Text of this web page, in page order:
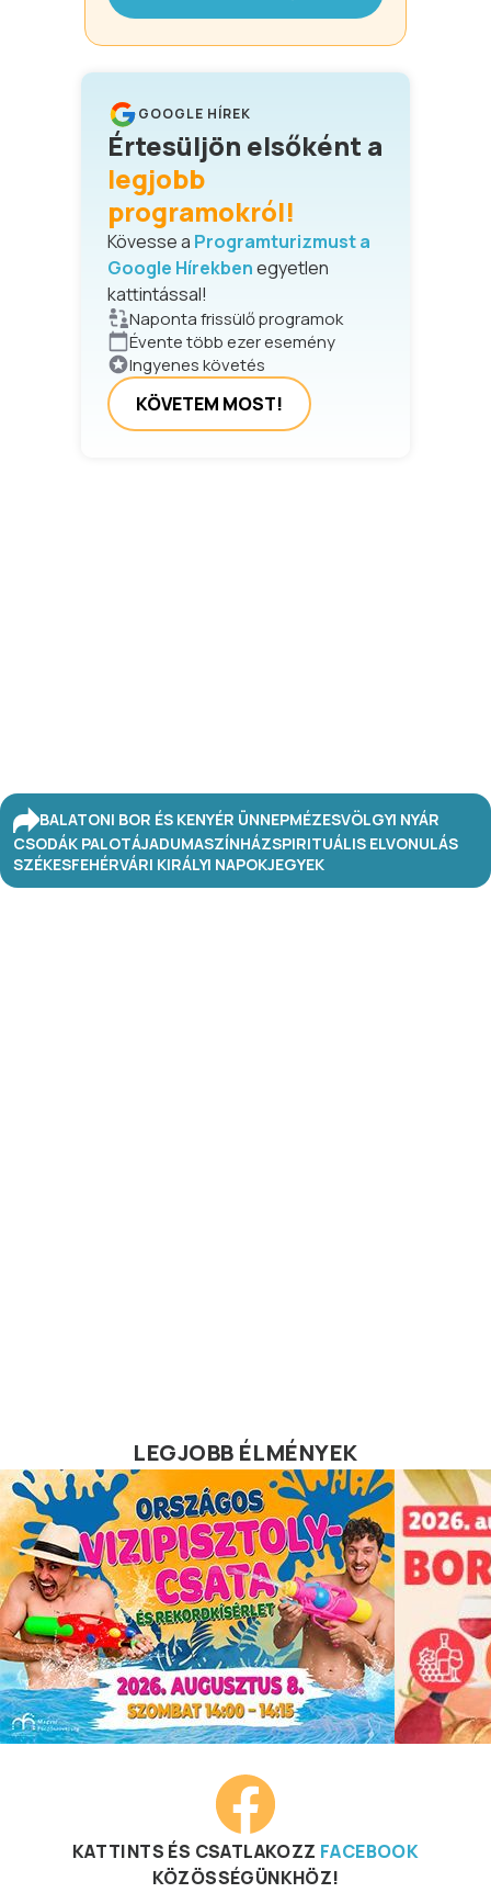
GOOGLE HÍREK
Értesüljön elsőként a
legjobb
programokról!
Kövesse a Programturizmust a
Google Hírekbenegyetlen
kattintással!
Naponta frissülő programok
Évente több ezer esemény
Ingyenes követés
KÖVETEM MOST!
BALATONI BOR ÉS KENYÉR ÜNNEPMÉZESVÖLGYI NYÁR
CSODÁK PALOTÁJADUMASZÍNHÁZSPIRITUÁLIS ELVONULÁS
SZÉKESFEHÉRVÁRI KIRÁLYI NAPOKJEGYEK
LEGJOBB ÉLMÉNYEK
KATTINTS ÉS CSATLAKOZZ FACEBOOK
KÖZÖSSÉGÜNKHÖZ!